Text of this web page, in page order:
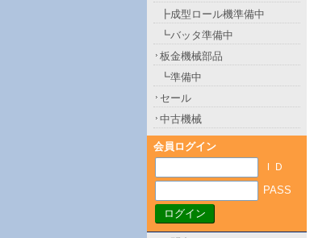
┣成型ロール機準備中
┗バッタ準備中
板金機械部品
┗準備中
セール
中古機械
会員ログイン
ＩＤ
PASS